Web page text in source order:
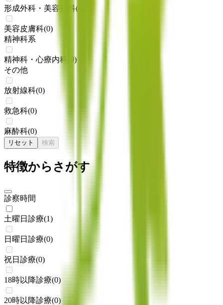
形成外科・美容外科(
美容皮膚科(0)
精神科系
精神科・心療内科 0)
その他
放射線科(0)
救急科(0)
麻酔科(0)
リセット 検索
特徴からさがす
診察時間
土曜日診療(1)
日曜日診療(0)
祝日診療(0)
18時以降診療(0)
20時以降診療(0)